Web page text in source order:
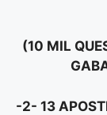
(10 MIL
-2- 13